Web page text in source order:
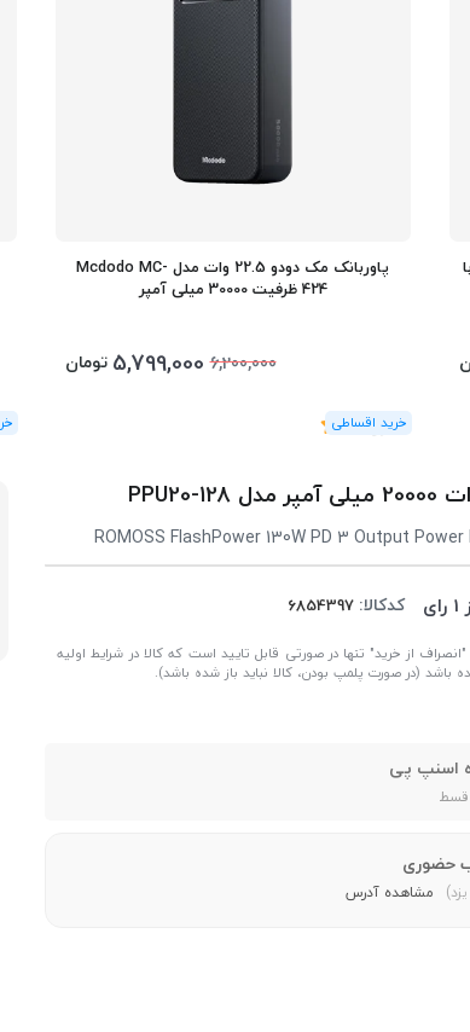
پاوربانک مک دودو 22.5 وات مدل Mcdodo MC-
424 ظرفیت 30000 میلی آمپر
6,200,000
5,799,000 تومان
(1رای)
5
(1
ROMOSS FlashPower 130W PD 3 Output Power
1 رای کدکالا:
از خرید" تنها در صورتی قابل تایید است که کالا در شرایط اولیه
(در صورت پلمپ بودن، کالا نباید باز شده باشد).
اسنپ پی
حضوری
مشاهده آدرس